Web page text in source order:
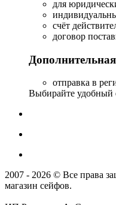
для
счёт
договор
отправка в
Выбирайте удобный
2007 - 2026 © Все права
магазин сейфов.